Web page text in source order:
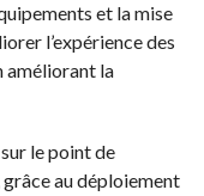
et la mise
l’expérience des
améliorant la
le point de
au déploiement